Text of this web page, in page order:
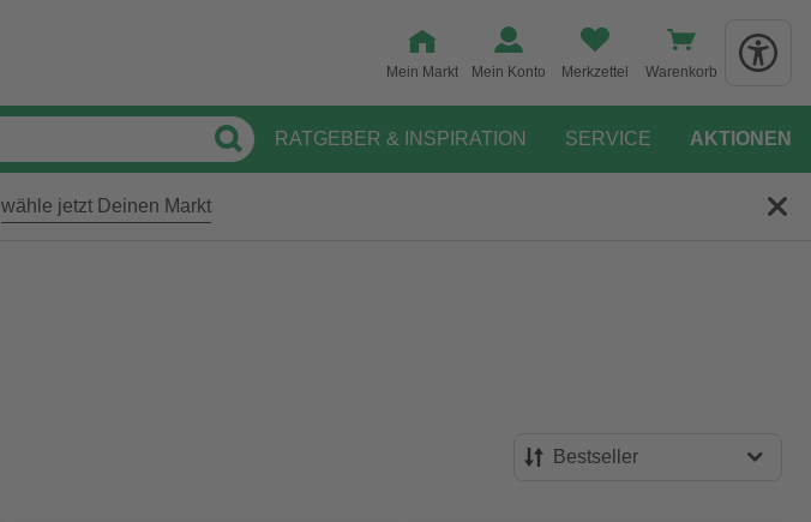
Mein Markt Mein Konto Merkzettel Warenkorb
RATGEBER & INSPIRATION SERVICE AKTIONEN
wähle jetzt Deinen Markt
Bestseller